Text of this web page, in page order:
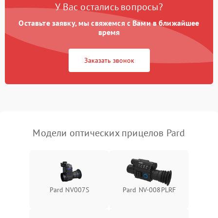
Неисправность системы
перенапряжения
1000 ₽ Подробнее →
Неисправность системы
защиты от замыкания
1000 ₽
защиты от перегрева
У Вас остались вопросы?
Оставьте заявку, мы свяжемся с Вами в ближайшее
время
Заказать звонок
Модели оптических прицелов Pard
Pard NV007S Pard NV-008PLRF